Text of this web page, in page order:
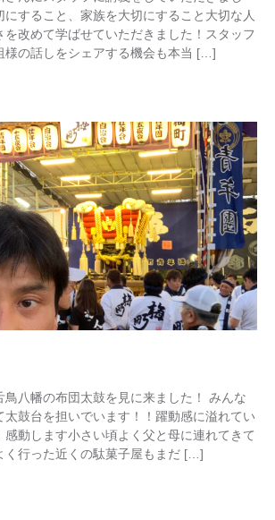
にすること、家族を大切にすること大切な人
を改めて学ばせていただきました！スタッフ
様の話しをシェアする機会も本当 […]
鳥八幡の布団太鼓を見に来ました！ みんな
太鼓台を担いでいます！！躍動感に溢れてい
感動します小さい頃よく父と母に連れてきて
く行った近くの駄菓子屋もまだ […]